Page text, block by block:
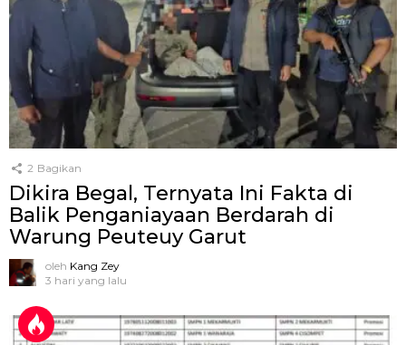
2 Bagikan
Dikira Begal, Ternyata Ini Fakta di
Balik Penganiayaan Berdarah di
Warung Peuteuy Garut
oleh Kang Zey
3 hari yang lalu